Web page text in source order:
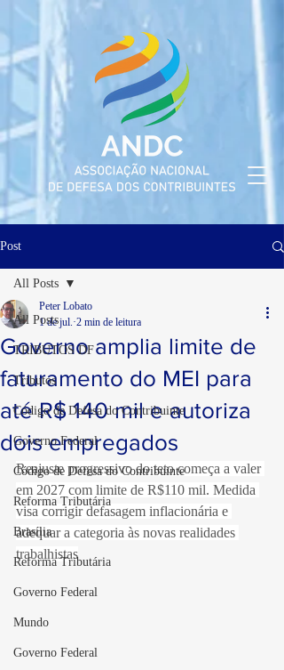
Post
All Posts
TRIBUTOS DF
Tributos
Código de Defesa do Contribuinte
Governo Federal
Código de Defesa do Contribuinte
Reforma Tributária
Brasília
Reforma Tributária
Governo Federal
Mundo
Governo Federal
All Posts
Governo amplia limite de
faturamento do MEI para
até R$ 140 mil e autoriza
dois empregados
Peter Lobato
1 de jul. 2 min de leitura
Reajuste progressivo do teto começa a valer
em 2027 com limite de R$110 mil. Medida
visa corrigir defasagem inflacionária e
adequar a categoria às novas realidades
trabalhistas